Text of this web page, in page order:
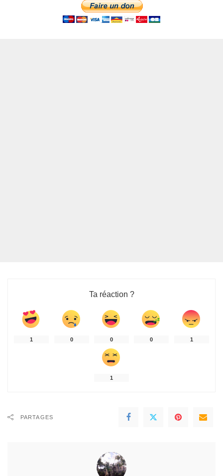
Ta réaction ?
1 0 0 0 1
1
PARTAGES